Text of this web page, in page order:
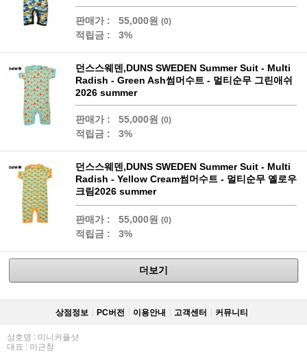
판매가 : 55,000원 (0)
적립금 : 3%
던스스웨덴,DUNS SWEDEN Summer Suit - Multi
Radish - Green Ash썸머수트 - 멀티순무 그린애쉬
2026 summer
판매가 : 55,000원 (0)
적립금 : 3%
던스스웨덴,DUNS SWEDEN Summer Suit - Multi
Radish - Yellow Cream썸머수트 - 멀티순무 옐로우
크림2026 summer
판매가 : 55,000원 (0)
적립금 : 3%
더보기
상점정보 PC버전 이용안내 고객센터 커뮤니티
상호명 : 미니커플샷
대표 : 이근창